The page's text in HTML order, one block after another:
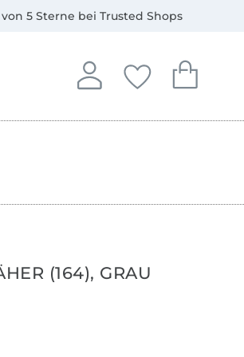
von 5 Sterne bei Trusted Shops
Anmelden
In deinem Konto
Deine
Du hast keine
Dein
Du hast
(164), GRAU